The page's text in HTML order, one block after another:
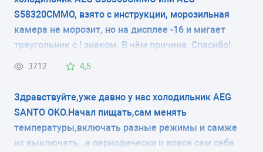
РАЗМОРАЖИВАНИЕ ХОЛОДИЛЬНОЙ КАМЕРЫ
капельная система
ЭНЕРГОПОТРЕБЛЕНИЕ
внешнем мониторе?
S58320CMMO, взято с инструкции, морозильная
камера не морозит, но на дисплее -16 и мигает
треугольник с ! знаком. В чём причина. Спасибо!
3712 4,5
Здравствуйте,уже давно у нас холодильник AEG
SANTO OKO.Начал пищать,сам менять
температуры,включать разные режимы и самже
их выключать...а периодически и вовсе сам себя